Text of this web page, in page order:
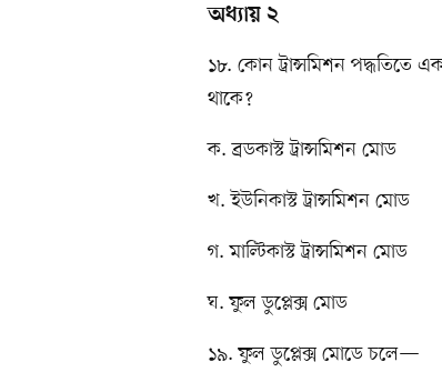
অধ্যায় ২
১৮. কোন ট্রান্সমিশন
থাকে?
ক. ব্রডকাস্ট ট্রান্সমিশন মোড
খ. ইউনিকাস্ট ট্রান্সমিশন মোড
গ. মাল্টিকাস্ট ট্রান্সমিশন মোড
ঘ. ফুল ডুপ্লেক্স মোড
১৯. ফুল ডুপ্লেক্স মোডে চলে—